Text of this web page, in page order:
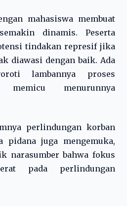
mahasiswa membuat
dinamis. Peserta
tindakan represif jika
diawasi dengan baik. Ada
lambannya proses
menurunnya
perlindungan korban
pidana juga mengemuka,
narasumber bahwa fokus
pada perlindungan